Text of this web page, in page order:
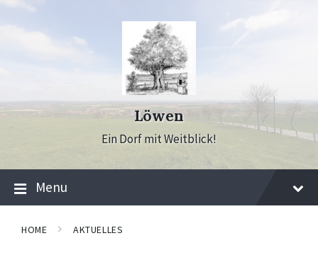
Skip
content
Skip
main
Skip
footer
Löwen
Ein Dorf mit Weitblick!
Menu
HOME AKTUELLES